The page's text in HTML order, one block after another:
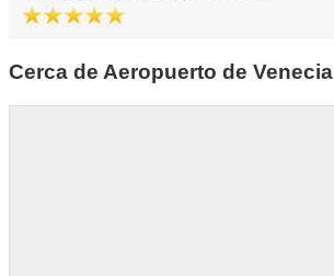
Cerca de Aeropuerto de Venecia